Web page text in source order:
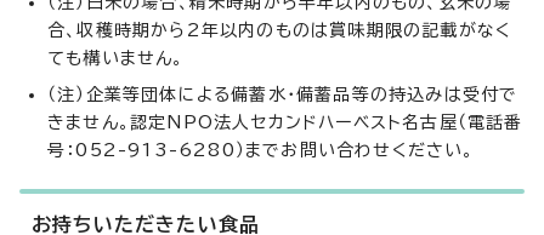
合、収穫時期から2年以内のものは賞味期限の記載がなく
ても構いません。
（注）企業等団体による備蓄水・備蓄品等の持込みは受付で
きません。認定NPO法人セカンドハーベスト名古屋（電話番
号：052-913-6280）までお問い合わせください。
お持ちいただきたい食品